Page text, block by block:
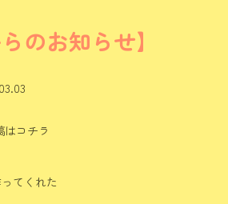
のお知らせ】
はコチラ
てくれた